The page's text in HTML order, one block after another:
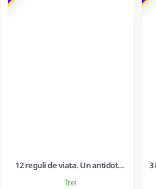
Trei
12 reguli de viata. Un antidot la haosul din jurul nostru - Jordan B. Peterson